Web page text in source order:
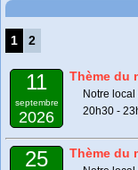
1 2
11
septembre
2026
Thème du
Notre local
20h30 -
25 Thème du